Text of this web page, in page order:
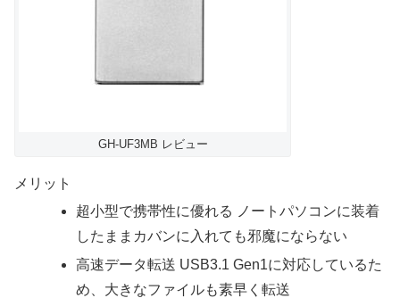
GH-UF3MB レビュー
メリット
超小型で携帯性に優れる ノートパソコンに装着
したままカバンに入れても邪魔にならない
高速データ転送 USB3.1 Gen1に対応しているた
め、大きなファイルも素早く転送